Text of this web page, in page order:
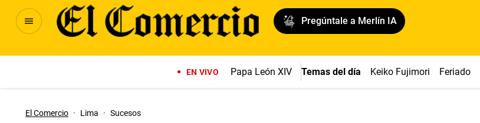
Pregúntale a Merlín IA
EN VIVO Papa León XIV Temas del día Keiko Fujimori Feriado
El Comercio · Lima · Sucesos